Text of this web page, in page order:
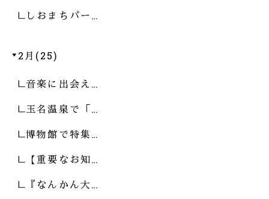
しおまちパー…
2月(25)
音楽に出会え…
玉名温泉で「…
博物館で特集…
【重要なお知…
『なんかん大…